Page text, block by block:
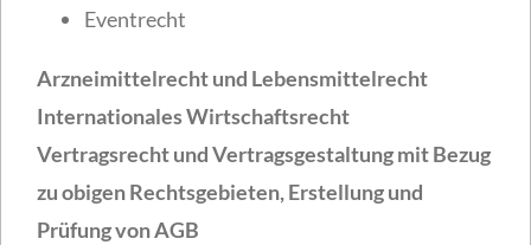
Eventrecht
Arzneimittelrecht und Lebensmittelrecht
Internationales Wirtschaftsrecht
Vertragsrecht und Vertragsgestaltung mit Bezug
zu obigen Rechtsgebieten, Erstellung und
Prüfung von AGB